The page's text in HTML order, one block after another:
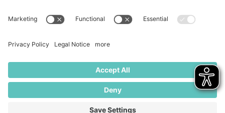
Mitglied bei:
Die Jungen Unternehmer